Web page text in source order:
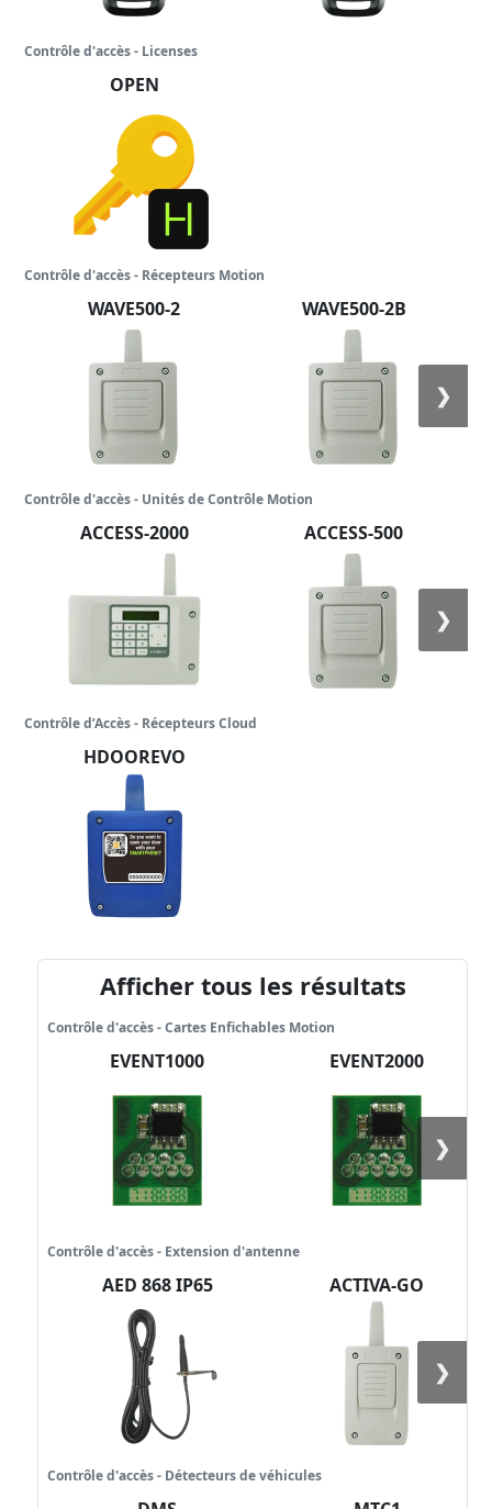
Contrôle d'accès - Licenses
OPEN
Contrôle d'accès - Récepteurs Motion
WAVE500-2 WAVE500-2B
❯
Contrôle d'accès - Unités de Contrôle Motion
ACCESS-2000 ACCESS-500
❯
Contrôle d’Accès - Récepteurs Cloud
HDOOREVO
Afficher tous les résultats
Contrôle d'accès - Cartes Enfichables Motion
EVENT1000 EVENT2000
❯
Contrôle d'accès - Extension d'antenne
AED 868 IP65 ACTIVA-GO
❯
Contrôle d'accès - Détecteurs de véhicules